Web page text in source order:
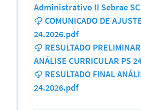
Administrativo II Sebrae
COMUNICADO DE
24.2026.pdf
RESULTADO PRELIMINAR
ANÁLISE CURRICULAR PS
RESULTADO FINAL
24.2026.pdf